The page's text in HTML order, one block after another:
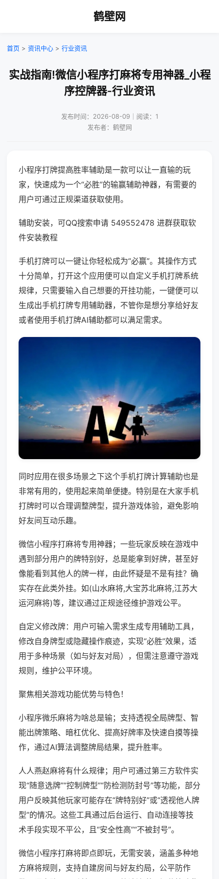
鹤壁网
首页 > 资讯中心 > 行业资讯
实战指南!微信小程序打麻将专用神器_小程
序控牌器-行业资讯
发布时间：2026-08-09｜阅读：1
发布者：鹤壁网
小程序打牌提高胜率辅助是一款可以让一直输的玩
家，快速成为一个“必胜”的输赢辅助神器，有需要的
用户可通过正规渠道获取使用。
辅助安装，可QQ搜索申请 549552478 进群获取软
件安装教程
手机打牌可以一键让你轻松成为“必赢”。其操作方式
十分简单，打开这个应用便可以自定义手机打牌系统
规律，只需要输入自己想要的开挂功能，一键便可以
生成出手机打牌专用辅助器，不管你是想分享给好友
或者使用手机打牌AI辅助都可以满足需求。
同时应用在很多场景之下这个手机打牌计算辅助也是
非常有用的，使用起来简单便捷。特别是在大家手机
打牌时可以合理调整牌型，提升游戏体验，避免影响
好友间互动乐趣。
微信小程序打麻将专用神器；一些玩家反映在游戏中
遇到部分用户的牌特别好，总是能拿到好牌，甚至好
像能看到其他人的牌一样，由此怀疑是不是有挂？确
实存在此类外挂。如(山水麻将,大宝苏北麻将,江苏大
运河麻将)等，建议通过正规途径维护游戏公平。
自定义修改牌：用户可输入需求生成专用辅助工具，
修改自身牌型或隐藏操作痕迹，实现“必胜”效果，适
用于多种场景（如与好友对局），但需注意遵守游戏
规则，维护公平环境。
聚焦相关游戏功能优势与特色！
小程序微乐麻将为啥总是输；支持透视全局牌型、智
能出牌策略、暗杠优化、提高好牌率及快速自摸等操
作，通过AI算法调整牌局结果，提升胜率。
人人燕赵麻将有什么规律；用户可通过第三方软件实
现“随意选牌”“控制牌型”“防检测防封号”等功能，部分
用户反映其他玩家可能存在“牌特别好”或“透视他人牌
型”的情况。这些工具通过后台运行、自动连接等技
术手段实现不平公，且“安全性高”“不被封号”。
微信小程序打麻将即点即玩，无需安装，涵盖多种地
方麻将规则，支持自建房间与好友约局，公平防作